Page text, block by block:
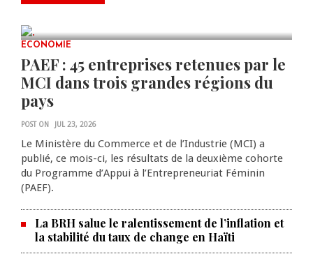
0 COMMENTS
ECONOMIE
PAEF : 45 entreprises retenues par le
MCI dans trois grandes régions du
pays
POST ON JUL 23, 2026
Le Ministère du Commerce et de l’Industrie (MCI) a
publié, ce mois-ci, les résultats de la deuxième cohorte
du Programme d’Appui à l’Entrepreneuriat Féminin
(PAEF).
La BRH salue le ralentissement de l’inflation et
la stabilité du taux de change en Haïti